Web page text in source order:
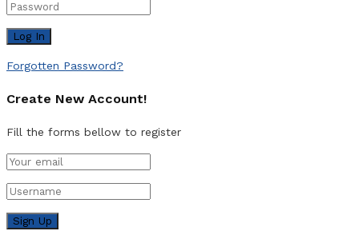
Forgotten Password?
Create New Account!
Fill the forms bellow to register